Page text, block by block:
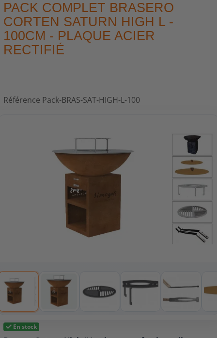
PACK COMPLET BRASERO
CORTEN SATURN HIGH L -
100CM - PLAQUE ACIER
RECTIFIÉ
Référence Pack-BRAS-SAT-HIGH-L-100
En stock